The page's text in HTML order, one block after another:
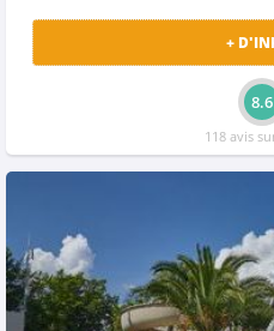
+
8.6
118 avis